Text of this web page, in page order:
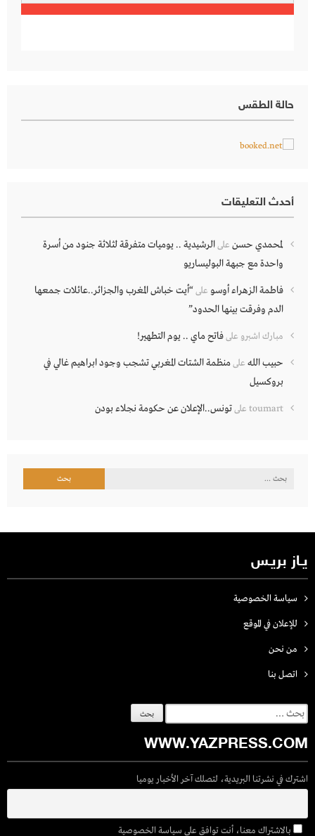
حالة الطقس
أحدث التعليقات
لمحمدي حسن علىالرشيدية .. يوميات متفرقة لثلاثة جنود من أسرة
واحدة مع جبهة البوليساريو
فاطمة الزهراء أوسو على“أيت خباش المغرب والجزائر..عائلات جمعها
الدم وفرقت بينها الحدود”
مبارك اشبرو علىفاتح ماي .. يوم التطهير!
حبيب الله علىمنظمة الشتات المغربي تشجب وجود ابراهيم غالي في
بروكسيل
toumart علىتونس..الإعلان عن حكومة نجلاء بودن
البحث
يـاز بريـس
سياسة الخصوصية
للإعلان في الموقع
من نحن
اتصل بنـا
البحث
عن:
WWW.YAZPRESS.COM
اشترك في نشرتنا البريدية، لتصلك آخر الأخبار يوميا
بالاشتراك معنا، أنت توافق على سياسة الخصوصية